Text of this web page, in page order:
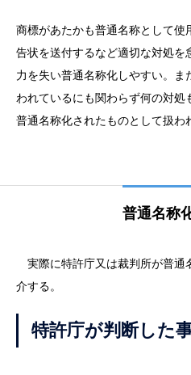
商標があたかも普通名称として
告状を送付するなど適切な対処を
力を失い普通名称化しやすい。
われているにも関わらず何の対処
普通名称化されたものとして扱わ
普通名称
実際に特許庁又は裁判所が普通
介する。
特許庁が判断した